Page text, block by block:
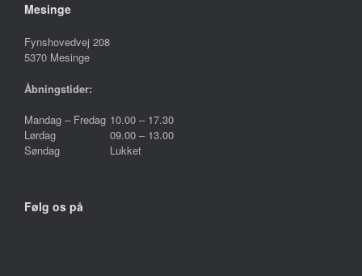
Mesinge
Fynshovedvej 208
5370 Mesinge
Åbningstider:
Mandag – Fredag
Lørdag
Søndag
10.00 – 17.30
09.00 – 13.00
Lukket
Følg os på